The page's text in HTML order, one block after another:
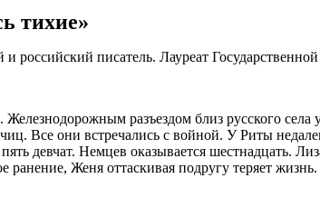
тихие»
российский писатель. Лауреат
Железнодорожным разъездом близ русского
Все они встречались с войной. У Риты
пять девчат. Немцев оказывается
ранение, Женя оттаскивая подругу теряет